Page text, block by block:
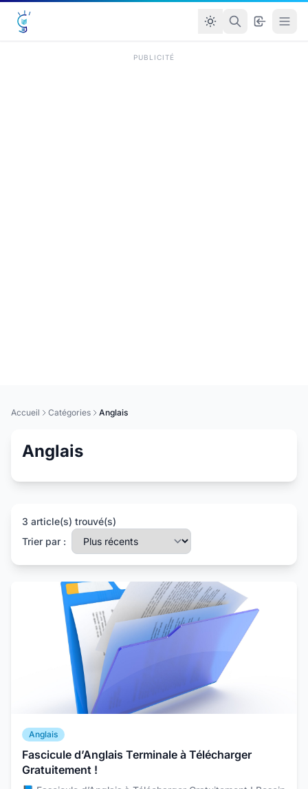
PUBLICITÉ
Accueil Catégories Anglais
Anglais
3 article(s) trouvé(s)
Trier par :
Anglais
Fascicule d’Anglais Terminale à Télécharger
Gratuitement !